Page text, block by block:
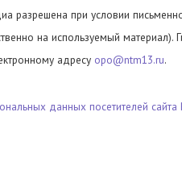
разрешена при условии
на используемый материал).
адресу opo@ntm13.ru.
данных посетителей